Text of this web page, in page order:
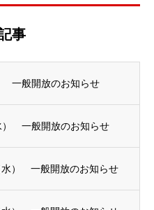
事
一般開放のお知らせ
） 一般開放のお知らせ
水） 一般開放のお知らせ